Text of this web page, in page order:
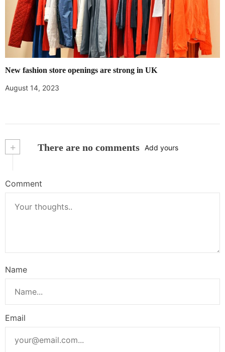
New fashion store openings are strong in UK
August 14, 2023
+ There are no comments Add yours
Comment
Name
Email